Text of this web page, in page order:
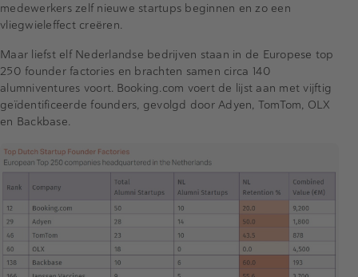
medewerkers zelf nieuwe startups beginnen en zo een
vliegwieleffect creëren.
Maar liefst elf Nederlandse bedrijven staan in de Europese top
250 founder factories en brachten samen circa 140
alumniventures voort. Booking.com voert de lijst aan met vijftig
geïdentificeerde founders, gevolgd door Adyen, TomTom, OLX
en Backbase.